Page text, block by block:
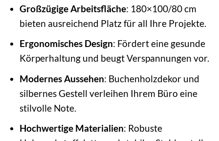
Großzügige Arbeitsfläche: 180×100/80 cm
bieten ausreichend Platz für all Ihre Projekte.
Ergonomisches Design: Fördert eine gesunde
Körperhaltung und beugt Verspannungen vor.
Modernes Aussehen: Buchenholzdekor und
silbernes Gestell verleihen Ihrem Büro eine
stilvolle Note.
Hochwertige Materialien: Robuste